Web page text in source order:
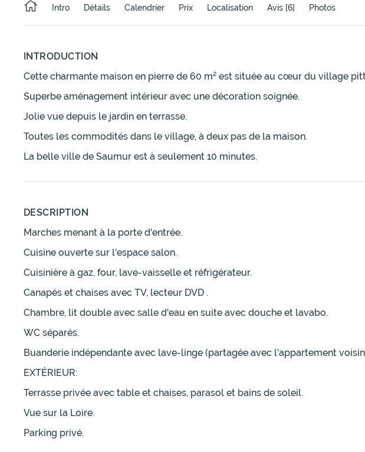
Intro Détails Calendrier Prix Localisation Avis [6] Photos
INTRODUCTION
Cette charmante maison en pierre de 60 m² est située au cœur du village
Superbe aménagement intérieur avec une décoration soignée.
Jolie vue depuis le jardin en terrasse.
Toutes les commodités dans le village, à deux pas de la maison.
La belle ville de Saumur est à seulement 10 minutes.
DESCRIPTION
Marches menant à la porte d'entrée.
Cuisine ouverte sur l'espace salon.
Cuisinière à gaz, four, lave-vaisselle et réfrigérateur.
Canapés et chaises avec TV, lecteur DVD .
Chambre, lit double avec salle d'eau en suite avec douche et lavabo.
WC séparés.
Buanderie indépendante avec lave-linge (partagée avec l'appartement
EXTÉRIEUR:
Terrasse privée avec table et chaises, parasol et bains de soleil.
Vue sur la Loire.
Parking privé.